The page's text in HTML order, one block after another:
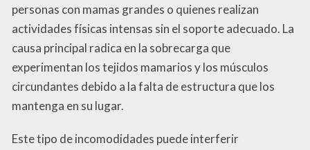
personas con mamas grandes o quienes realizan
actividades físicas intensas sin el soporte adecuado. La
causa principal radica en la sobrecarga que
experimentan los tejidos mamarios y los músculos
circundantes debido a la falta de estructura que los
mantenga en su lugar.
Este tipo de incomodidades puede interferir